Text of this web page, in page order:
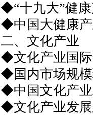
◆“十九大”健
◆中国大健康
二、文化产业
◆文化产业国
◆国内市场规
◆中国文化产
◆文化产业发